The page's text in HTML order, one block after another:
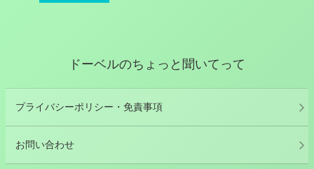
ドーベルのちょっと聞いてって
プライバシーポリシー・免責事項
お問い合わせ